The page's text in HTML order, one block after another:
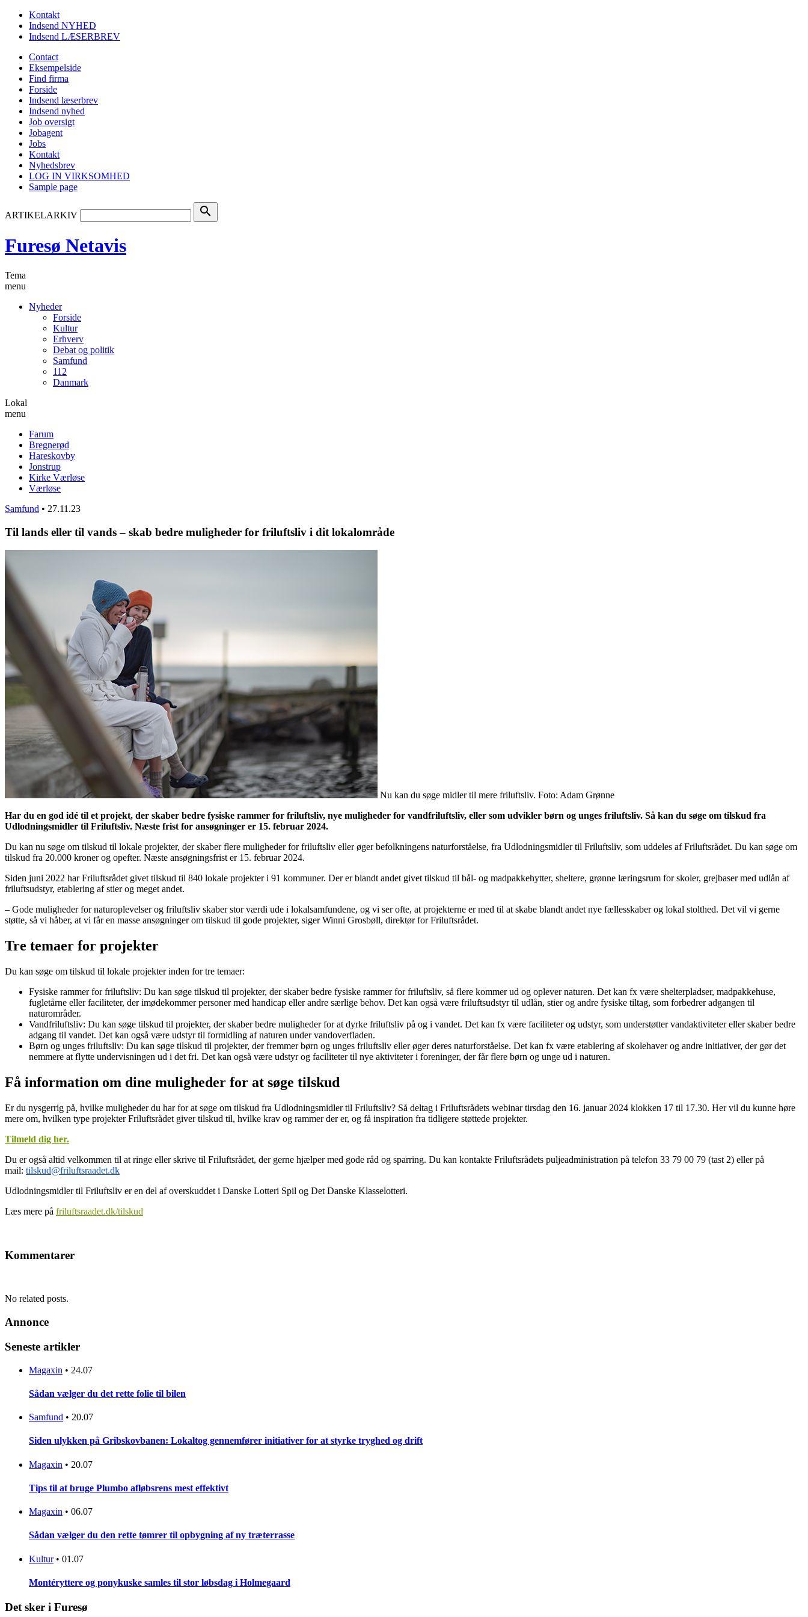
Kontakt
Indsend NYHED
Indsend LÆSERBREV
Contact
Eksempelside
Find firma
Forside
Indsend læserbrev
Indsend nyhed
Job oversigt
Jobagent
Jobs
Kontakt
Nyhedsbrev
LOG IN VIRKSOMHED
Sample page
ARTIKELARKIV search
Furesø Netavis
Tema
menu
Nyheder
Forside
Kultur
Erhverv
Debat og politik
Samfund
112
Danmark
Lokal
menu
Farum
Bregnerød
Hareskovby
Jonstrup
Kirke Værløse
Værløse
Samfund • 27.11.23
Til lands eller til vands – skab bedre muligheder for friluftsliv i dit lokalområde
Nu kan du søge midler til mere friluftsliv. Foto: Adam Grønne
Har du en god idé til et projekt, der skaber bedre fysiske rammer for friluftsliv, nye muligheder for vandfriluftsliv, eller som udvikler børn og unges friluftsliv. Så kan du søge om tilskud fra
Udlodningsmidler til Friluftsliv. Næste frist for ansøgninger er 15. februar 2024.
Du kan nu søge om tilskud til lokale projekter, der skaber flere muligheder for friluftsliv eller øger befolkningens naturforståelse, fra Udlodningsmidler til Friluftsliv, som uddeles af Friluftsrådet. Du kan søge om
tilskud fra 20.000 kroner og opefter. Næste ansøgningsfrist er 15. februar 2024.
Siden juni 2022 har Friluftsrådet givet tilskud til 840 lokale projekter i 91 kommuner. Der er blandt andet givet tilskud til bål- og madpakkehytter, sheltere, grønne læringsrum for skoler, grejbaser med udlån af
friluftsudstyr, etablering af stier og meget andet.
– Gode muligheder for naturoplevelser og friluftsliv skaber stor værdi ude i lokalsamfundene, og vi ser ofte, at projekterne er med til at skabe blandt andet nye fællesskaber og lokal stolthed. Det vil vi gerne
støtte, så vi håber, at vi får en masse ansøgninger om tilskud til gode projekter, siger Winni Grosbøll, direktør for Friluftsrådet.
Tre temaer for projekter
Du kan søge om tilskud til lokale projekter inden for tre temaer:
Fysiske rammer for friluftsliv: Du kan søge tilskud til projekter, der skaber bedre fysiske rammer for friluftsliv, så flere kommer ud og oplever naturen. Det kan fx være shelterpladser, madpakkehuse,
fugletårne eller faciliteter, der imødekommer personer med handicap eller andre særlige behov. Det kan også være friluftsudstyr til udlån, stier og andre fysiske tiltag, som forbedrer adgangen til
naturområder.
Vandfriluftsliv: Du kan søge tilskud til projekter, der skaber bedre muligheder for at dyrke friluftsliv på og i vandet. Det kan fx være faciliteter og udstyr, som understøtter vandaktiviteter eller skaber bedre
adgang til vandet. Det kan også være udstyr til formidling af naturen under vandoverfladen.
Børn og unges friluftsliv: Du kan søge tilskud til projekter, der fremmer børn og unges friluftsliv eller øger deres naturforståelse. Det kan fx være etablering af skolehaver og andre initiativer, der gør det
nemmere at flytte undervisningen ud i det fri. Det kan også være udstyr og faciliteter til nye aktiviteter i foreninger, der får flere børn og unge ud i naturen.
Få information om dine muligheder for at søge tilskud
Er du nysgerrig på, hvilke muligheder du har for at søge om tilskud fra Udlodningsmidler til Friluftsliv? Så deltag i Friluftsrådets webinar tirsdag den 16. januar 2024 klokken 17 til 17.30. Her vil du kunne høre
mere om, hvilken type projekter Friluftsrådet giver tilskud til, hvilke krav og rammer der er, og få inspiration fra tidligere støttede projekter.
Tilmeld dig her.
Du er også altid velkommen til at ringe eller skrive til Friluftsrådet, der gerne hjælper med gode råd og sparring. Du kan kontakte Friluftsrådets puljeadministration på telefon 33 79 00 79 (tast 2) eller på
mail: tilskud@friluftsraadet.dk
Udlodningsmidler til Friluftsliv er en del af overskuddet i Danske Lotteri Spil og Det Danske Klasselotteri.
Læs mere på friluftsraadet.dk/tilskud
Kommentarer
No related posts.
Annonce
Seneste artikler
Magaxin • 24.07
Sådan vælger du det rette folie til bilen
Samfund • 20.07
Siden ulykken på Gribskovbanen: Lokaltog gennemfører initiativer for at styrke tryghed og drift
Magaxin • 20.07
Tips til at bruge Plumbo afløbsrens mest effektivt
Magaxin • 06.07
Sådan vælger du den rette tømrer til opbygning af ny træterrasse
Kultur • 01.07
Montéryttere og ponykuske samles til stor løbsdag i Holmegaard
Det sker i Furesø